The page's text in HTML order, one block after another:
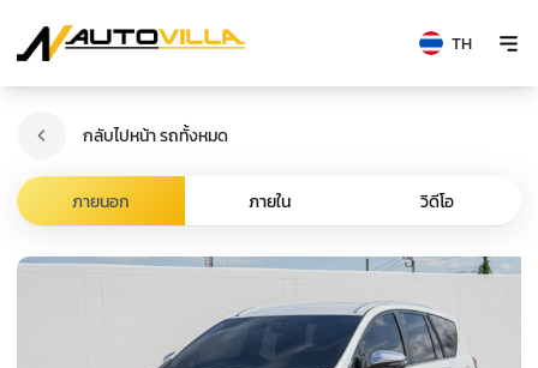
TH
กลับไปหน้า รถทั้งหมด
ภายนอก ภายใน วิดีโอ